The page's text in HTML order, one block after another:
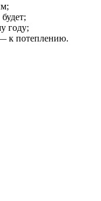
году;
к потеплению.